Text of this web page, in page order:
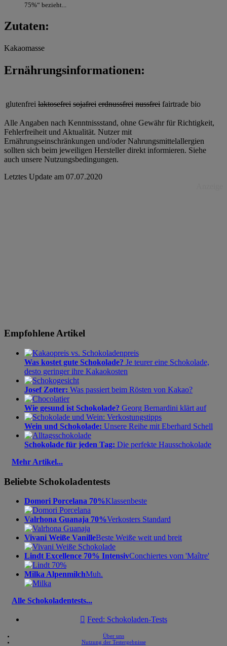
75%“ bezieht...
Zutaten:
Kakaomasse
Ernährungsinformationen:
glutenfrei laktosefrei sojafrei erdnussfrei nussfrei fairtrade bio
Alle Angaben nach Kenntnissstand, ohne Gewähr für Richtigkeit,
Fehlerfreiheit und Aktualität. Nutzer mit
Ernährungseinschränkungen und/oder Nahrungsmittelallergien
sollten sich beim jeweiligen Hersteller direkt informieren. Siehe
auch unsere Nutzungsbedingungen.
Letztes Update am 07.07.2020
Empfohlene Artikel
Was kostet gute Schokolade? Je teurer eine Schokolade,
desto geringer ihre Kakaokosten
Josef Zotter: Was passiert beim Rösten von Kakao?
Wie gesund ist Schokolade? Georg Bernardini klärt auf
Wein und Schokolade: Unsere Reihe mit Eberhard Schell
Schokolade für jeden Tag: Die perfekte Hausschokolade
Mehr Artikel...
Beliebte Schokoladentests
Domori Porcelana 70%Klassenbeste
Valrhona Guanaja 70%Verkosters Standard
Vivani Weiße VanilleBeste Weiße weit und breit
Lindt Excellence 70% IntensivConchiertes vom 'Maître'
Milka AlpenmilchMuh.
Alle Schokoladentests...
 Feed: Schokoladen-Tests
Über uns
Nutzung der Testergebnisse